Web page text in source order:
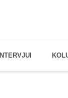
INTERVJUI